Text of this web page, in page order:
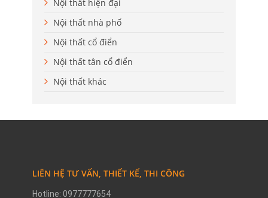
Nội thất hiện đại
Nội thất nhà phố
Nội thất cổ điển
Nội thất tân cổ điển
Nội thất khác
LIÊN HỆ TƯ VẤN, THIẾT KẾ, THI CÔNG
Hotline: 0977777654